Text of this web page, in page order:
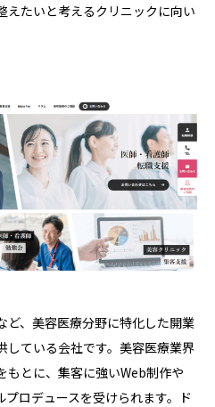
えたいと考えるクリニックに向い
ど、美容医療分野に特化した開業
している会社です。美容医療業界
もとに、集客に強いWeb制作や
ロデュースを受けられます。ド